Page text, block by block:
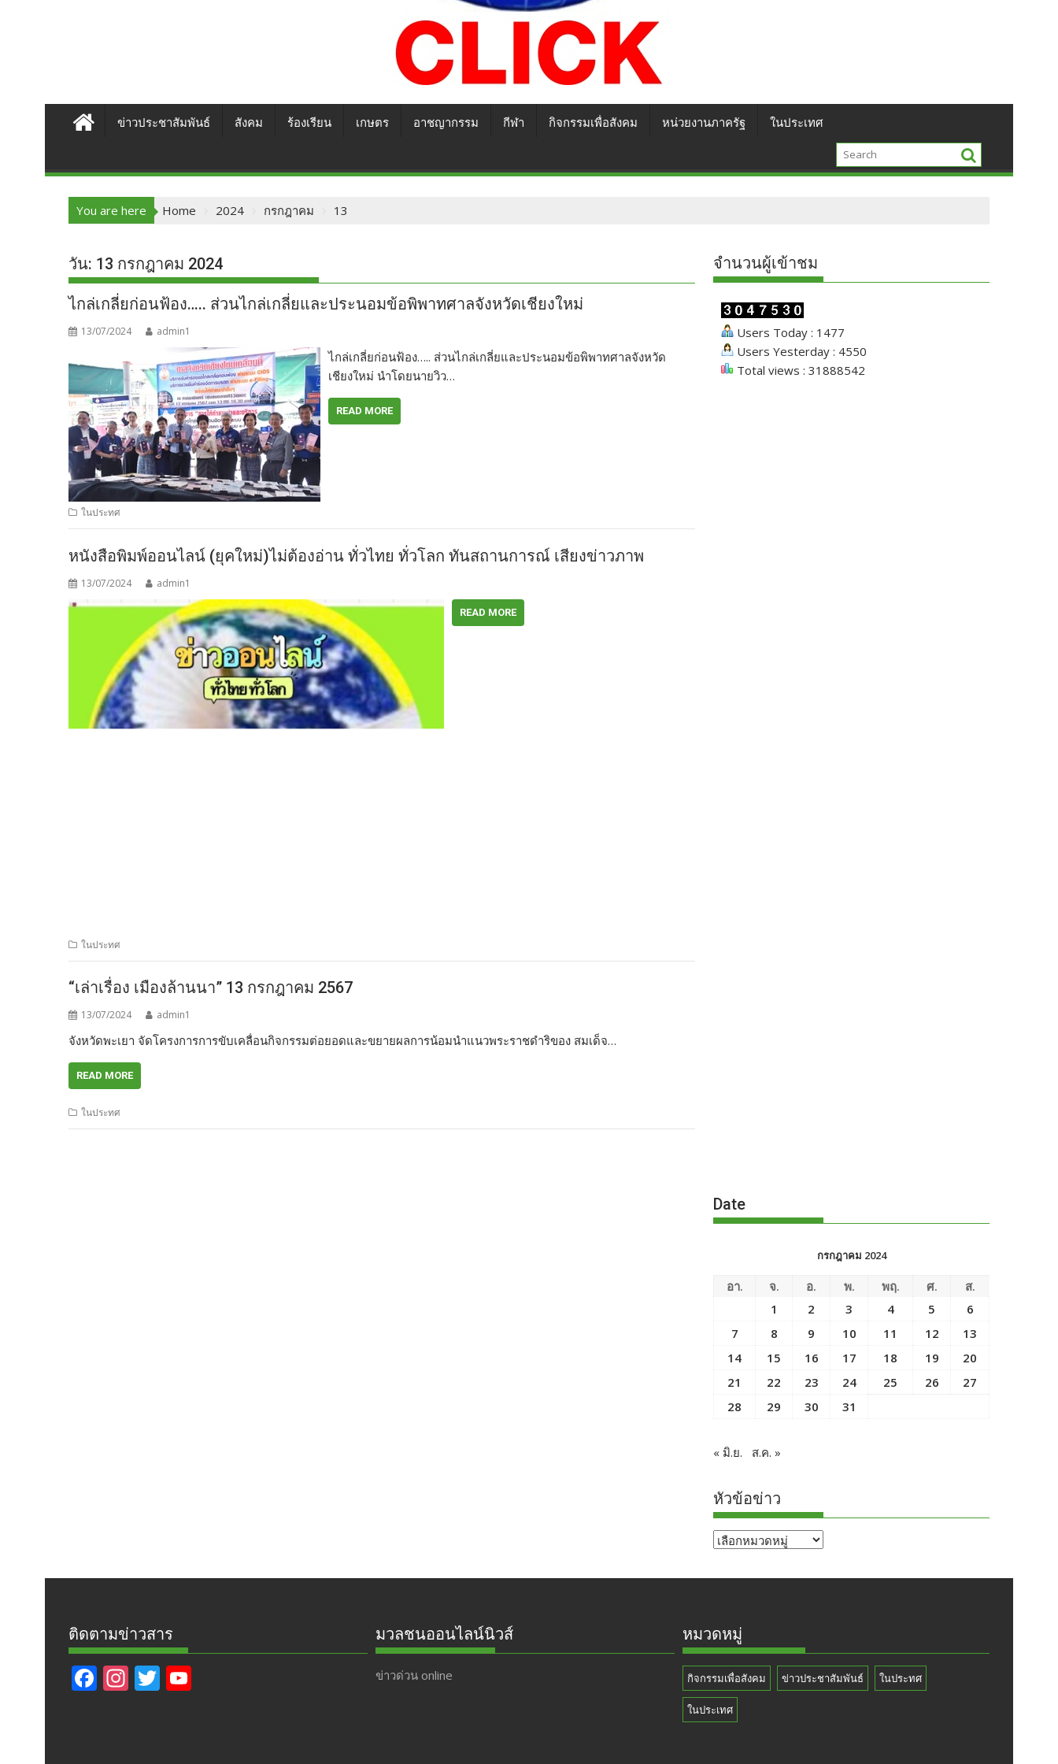
ข่าวประชาสัมพันธ์ สังคม ร้องเรียน เกษตร อาชญากรรม กีฬา กิจกรรมเพื่อสังคม หน่วยงานภาครัฐ ในประเทศ
You are here Home 2024 กรกฎาคม 13
วัน: 13 กรกฎาคม 2024
ไกล่เกลี่ยก่อนฟ้อง….. ส่วนไกล่เกลี่ยและประนอมข้อพิพาทศาลจังหวัดเชียงใหม่
13/07/2024 admin1
ไกล่เกลี่ยก่อนฟ้อง….. ส่วนไกล่เกลี่ยและประนอมข้อพิพาทศาลจังหวัด
เชียงใหม่ นำโดยนายวิว…
READ MORE
ในประทศ
หนังสือพิมพ์ออนไลน์ (ยุคใหม่)ไม่ต้องอ่าน ทั่วไทย ทั่วโลก ทันสถานการณ์ เสียงข่าวภาพ
13/07/2024 admin1
READ MORE
ในประทศ
“เล่าเรื่อง เมืองล้านนา” 13 กรกฎาคม 2567
13/07/2024 admin1
จังหวัดพะเยา จัดโครงการการขับเคลื่อนกิจกรรมต่อยอดและขยายผลการน้อมนำแนวพระราชดำริของ สมเด็จ…
READ MORE
ในประทศ
จำนวนผู้เข้าชม
Users Today : 1477
Users Yesterday : 4550
Total views : 31888542
Date
กรกฎาคม 2024
อา. จ. อ. พ. พฤ. ศ.
ส.
1
2 3 4 5
6
7
8 9 10 11 12
13
14
15 16 17 18 19
20
21
22 23 24 25 26
27
28
29 30 31
« มิ.ย. ส.ค. »
หัวข้อข่าว
หัวข้อ
ติดตามข่าวสาร
F In T
มวลชนออนไลน์นิวส์
ข่าวด่วน online
หมวดหมู่
กิจกรรมเพื่อสังคม ข่าวประชาสัมพันธ์ ในประทศ
ในประเทศ